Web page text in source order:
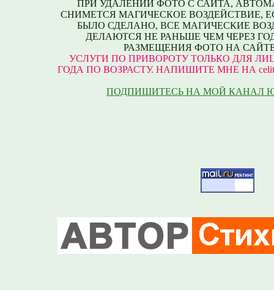
ПРИ УДАЛЕНИИ ФОТО С САЙТА,
СНИМЕТСЯ МАГИЧЕСКОЕ ВОЗДЕЙСТВИЕ,
БЫЛО СДЕЛАНО, ВСЕ МАГИЧЕСКИЕ
ДЕЛАЮТСЯ НЕ РАНЬШЕ ЧЕМ ЧЕРЕЗ
РАЗМЕЩЕНИЯ ФОТО НА
УСЛУГИ ПО ПРИВОРОТУ ТОЛЬКО ДЛЯ
ГОДА ПО ВОЗРАСТУ. НАПИШИТЕ МНЕ НА
ПОДПИШИТЕСЬ НА МОЙ КАНАЛ